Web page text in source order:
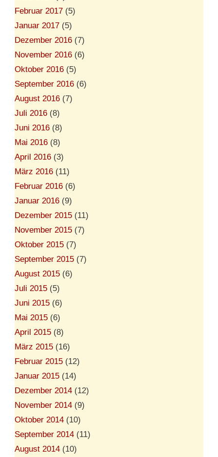
Februar 2017 (5)
Januar 2017 (5)
Dezember 2016 (7)
November 2016 (6)
Oktober 2016 (5)
September 2016 (6)
August 2016 (7)
Juli 2016 (8)
Juni 2016 (8)
Mai 2016 (8)
April 2016 (3)
März 2016 (11)
Februar 2016 (6)
Januar 2016 (9)
Dezember 2015 (11)
November 2015 (7)
Oktober 2015 (7)
September 2015 (7)
August 2015 (6)
Juli 2015 (5)
Juni 2015 (6)
Mai 2015 (6)
April 2015 (8)
März 2015 (16)
Februar 2015 (12)
Januar 2015 (14)
Dezember 2014 (12)
November 2014 (9)
Oktober 2014 (10)
September 2014 (11)
August 2014 (10)